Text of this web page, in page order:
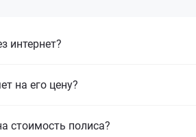
интернет?
на его цену?
стоимость полиса?